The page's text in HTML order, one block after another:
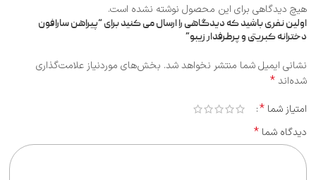
هیچ دیدگاهی برای این محصول نوشته نشده است.
اولین نفری باشید که دیدگاهی را ارسال می کنید برای “پیراهن سارافون
دخترانه کبریتی و پرطرفدار زیبو”
نشانی ایمیل شما منتشر نخواهد شد. بخش‌های موردنیاز علامت‌گذاری
شده‌اند*
امتیاز شما *
دیدگاه شما *